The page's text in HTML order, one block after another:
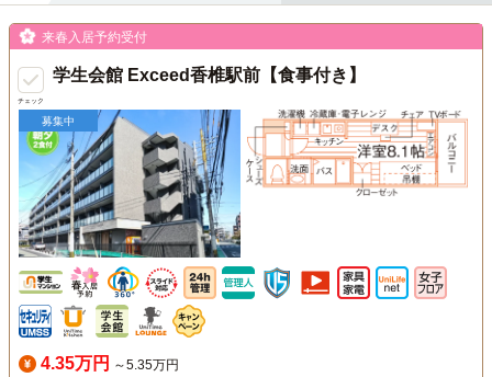
チェック
来春入居予約受付
学生会館 Exceed香椎駅前【食事付き】
募集中
4.35万円 ～5.35万円